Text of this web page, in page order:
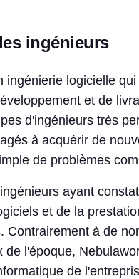
ingénieurs
logicielle
et de
d'ingénieurs très
à acquérir de
de problèmes
ayant
et de la
à de
l'époque,
de